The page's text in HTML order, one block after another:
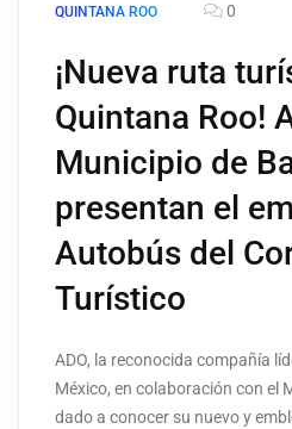
QUINTANA ROO 0
¡Nueva ruta
Quintana Roo!
Municipio de
presentan el
Autobús del
Turístico
ADO, la reconocida compañía
México, en colaboración con el
dado a conocer su nuevo y